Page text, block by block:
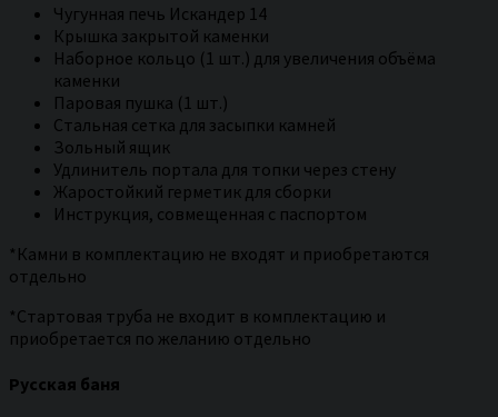
Чугунная печь Искандер 14
Крышка закрытой каменки
Наборное кольцо (1 шт.) для увеличения объёма
каменки
Паровая пушка (1 шт.)
Стальная сетка для засыпки камней
Зольный ящик
Удлинитель портала для топки через стену
Жаростойкий герметик для сборки
Инструкция, совмещенная с паспортом
*Камни в комплектацию не входят и приобретаются
отдельно
*Стартовая труба не входит в комплектацию и
приобретается по желанию отдельно
Русская баня